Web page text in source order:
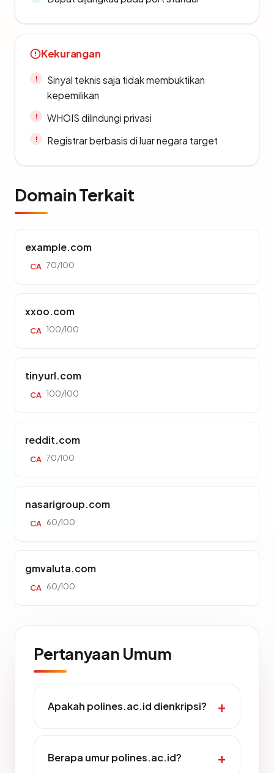
Kekurangan
Sinyal teknis saja tidak membuktikan
kepemilikan
WHOIS dilindungi privasi
Registrar berbasis di luar negara target
Domain Terkait
example.com
CA 70/100
xxoo.com
CA 100/100
tinyurl.com
CA 100/100
reddit.com
CA 70/100
nasarigroup.com
CA 60/100
gmvaluta.com
CA 60/100
Pertanyaan Umum
Apakah polines.ac.id dienkripsi?
Berapa umur polines.ac.id?